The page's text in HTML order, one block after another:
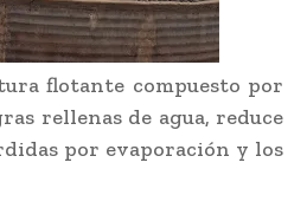
flotante compuesto por
rellenas de agua, reduce
por evaporación y los